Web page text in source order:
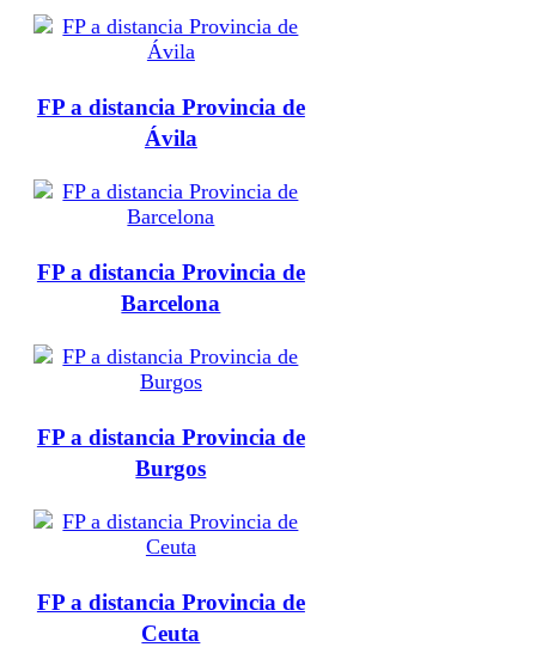
FP a distancia Provincia de
Ávila
FP a distancia Provincia de
Barcelona
FP a distancia Provincia de
Burgos
FP a distancia Provincia de
Ceuta